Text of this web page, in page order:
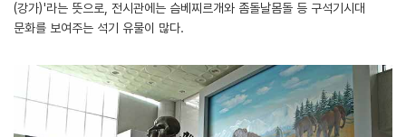
(강가)'라는 뜻으로, 전시관에는 슴베찌르개와 좀돌날몸돌 등 구석기시대
문화를 보여주는 석기 유물이 많다.